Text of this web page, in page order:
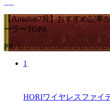
【Amazon7月】おすすめ記
ーラーTOP4
PR
1
HORIワイヤレスファイ